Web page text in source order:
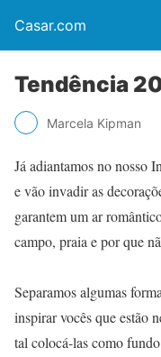
Casar.com
Tendência
Marcela Kipman
Já adiantamos no nosso
e vão invadir as
garantem um ar
campo, praia e por que
Separamos algumas
inspirar vocês que estão
tal colocá-las como